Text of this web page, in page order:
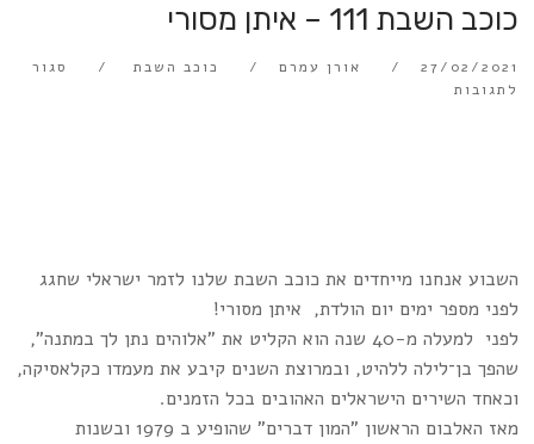
כוכב השבת 111 – איתן מסורי
27/02/2021 אורן עמרם כוכב השבת
סגור
לתגובות
השבוע אנחנו מייחדים את כוכב השבת שלנו לזמר ישראלי שחגג
לפני מספר ימים יום הולדת, איתן מסורי!
לפני למעלה מ-40 שנה הוא הקליט את "אלוהים נתן לך במתנה",
שהפך בן־לילה ללהיט, ובמרוצת השנים קיבע את מעמדו כקלאסיקה,
וכאחד השירים הישראלים האהובים בכל הזמנים.
מאז האלבום הראשון "המון דברים" שהופיע ב 1979 ובשנות